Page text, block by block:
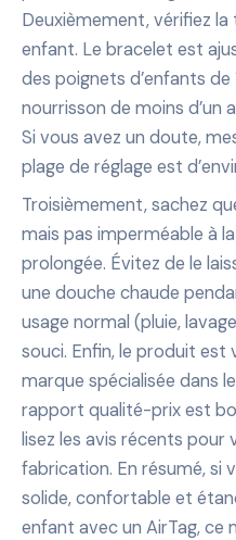
Deuxièmement, vérifiez
enfant. Le bracelet est
des poignets d’enfants de
nourrisson de moins d’un
Si vous avez un doute,
plage de réglage est
Troisièmement, sachez
mais pas imperméable à
prolongée. Évitez de le
une douche chaude
usage normal (pluie,
souci. Enfin, le produit est
marque spécialisée dans
rapport qualité-prix est
lisez les avis récents pour
fabrication. En résumé, si
solide, confortable et
enfant avec un AirTag, ce